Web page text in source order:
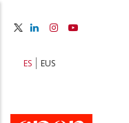
principal
ES EUS